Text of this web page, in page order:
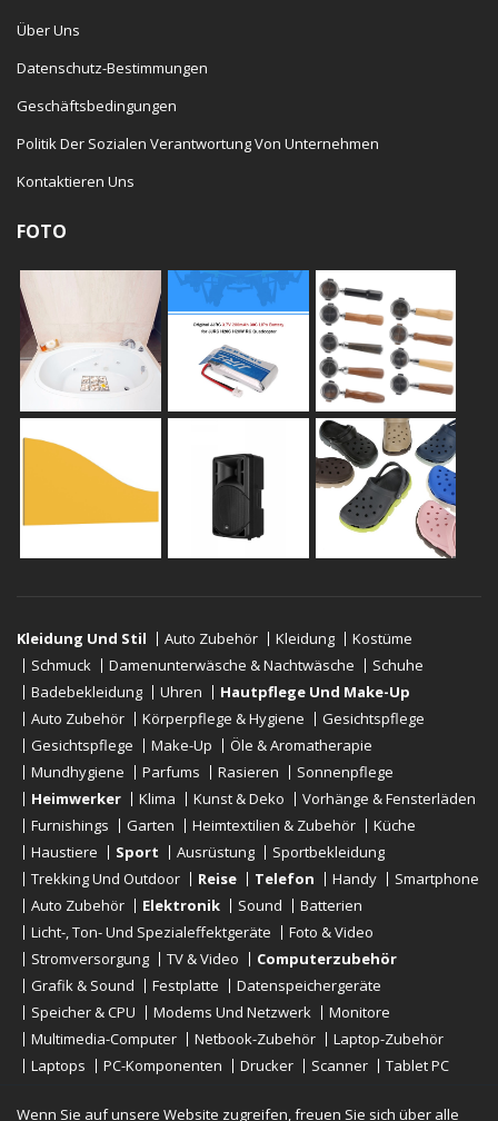
Über Uns
Datenschutz-Bestimmungen
Geschäftsbedingungen
Politik Der Sozialen Verantwortung Von Unternehmen
Kontaktieren Uns
FOTO
Kleidung Und Stil Auto Zubehör Kleidung
Kostüme
Schmuck
Damenunterwäsche & Nachtwäsche
Schuhe
Badebekleidung
Uhren
Hautpflege Und Make-Up
Auto Zubehör
Körperpflege & Hygiene
Gesichtspflege
Gesichtspflege
Make-Up
Öle & Aromatherapie
Mundhygiene
Parfums Rasieren
Sonnenpflege
Heimwerker
Klima Kunst & Deko
Vorhänge & Fensterläden
Furnishings
Garten Heimtextilien & Zubehör
Küche
Haustiere
Sport Ausrüstung
Sportbekleidung
Trekking Und Outdoor
Reise Telefon Handy
Smartphone
Auto Zubehör
Elektronik Sound
Batterien
Licht-, Ton- Und Spezialeffektgeräte
Foto & Video
Stromversorgung
TV & Video
Computerzubehör
Grafik & Sound
Festplatte
Datenspeichergeräte
Speicher & CPU
Modems Und Netzwerk
Monitore
Multimedia-Computer
Netbook-Zubehör
Laptop-Zubehör
Laptops
PC-Komponenten Drucker Scanner
Tablet PC
Wenn Sie auf unsere Website zugreifen, freuen Sie sich über alle